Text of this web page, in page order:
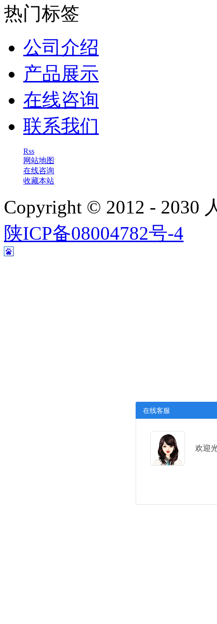
热门标签
公司介绍
产品展示
在线咨询
联系我们
Rss
网站地图
在线咨询
收藏本站
Copyright © 2012 - 2030
陕ICP备08004782号-4
在线客服
欢迎